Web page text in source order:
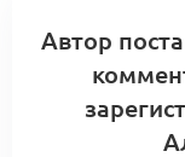
Автор